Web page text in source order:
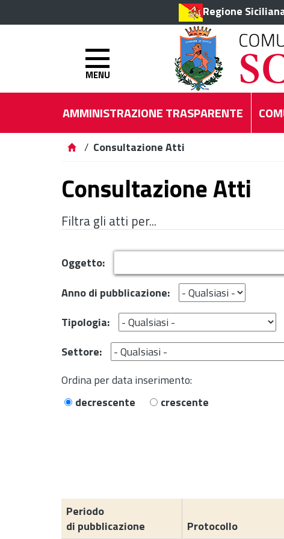
Regione
MENU
AMMINISTRAZIONE TRASPARENTE
/ Consultazione Atti
Consultazione Atti
Filtra gli atti per...
Oggetto:
Anno di pubblicazione:
Tipologia:
Settore:
Ordina per data inserimento:
decrescente
crescente
Periodo
di pubblicazione
Protocollo